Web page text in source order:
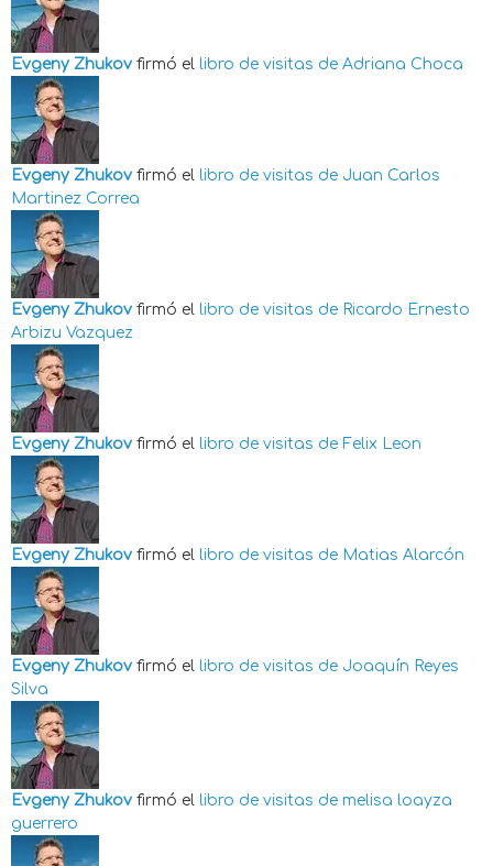
Evgeny Zhukov firmó el libro de visitas de Adriana Choca
Evgeny Zhukov firmó el libro de visitas de Juan Carlos
Martinez Correa
Evgeny Zhukov firmó el libro de visitas de Ricardo Ernesto
Arbizu Vazquez
Evgeny Zhukov firmó el libro de visitas de Felix Leon
Evgeny Zhukov firmó el libro de visitas de Matias Alarcón
Evgeny Zhukov firmó el libro de visitas de Joaquín Reyes
Silva
Evgeny Zhukov firmó el libro de visitas de melisa loayza
guerrero